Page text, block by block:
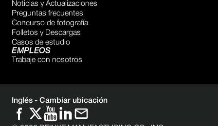
Noticias y Actualizaciones
Preguntas frecuentes
Concurso de fotografía
Folletos y Descargas
Casos de estudio
EMPLEOS
Trabaje con nosotros
Inglés - Cambiar ubicación